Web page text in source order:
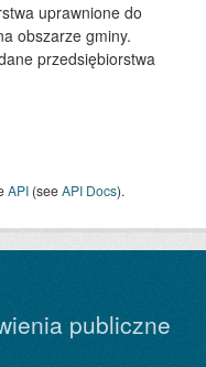
uprawnione do
obszarze gminy.
przedsiębiorstwa
API (seeAPI Docs).
publiczne